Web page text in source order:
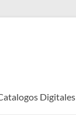
Digitales